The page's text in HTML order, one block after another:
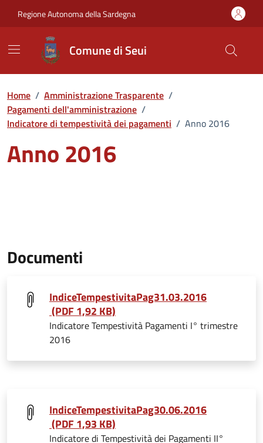
Regione Autonoma della Sardegna
Comune di Seui
Home / Amministrazione Trasparente /
Pagamenti dell'amministrazione /
Indicatore di tempestività dei pagamenti / Anno 2016
Anno 2016
Documenti
IndiceTempestivitaPag31.03.2016
(PDF 1,92 KB)
Indicatore Tempestività Pagamenti I° trimestre
2016
IndiceTempestivitaPag30.06.2016
(PDF 1,93 KB)
Indicatore di Tempestività dei Pagamenti II°